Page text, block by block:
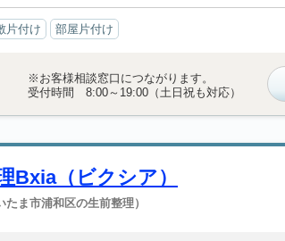
片付け 部屋片付け
※お客様相談窓口につながります。
受付時間 8:00～19:00（土日祝も対応）
Bxia（ビクシア）
たま市浦和区の生前整理）